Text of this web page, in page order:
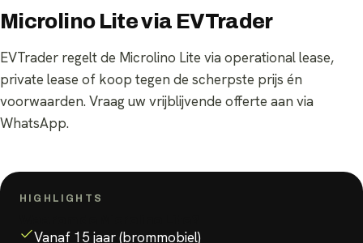
Microlino Lite via EVTrader
EVTrader regelt de Microlino Lite via operational lease,
private lease of koop tegen de scherpste prijs én
voorwaarden. Vraag uw vrijblijvende offerte aan via
WhatsApp.
HIGHLIGHTS
Vanaf 15 jaar (brommobiel)